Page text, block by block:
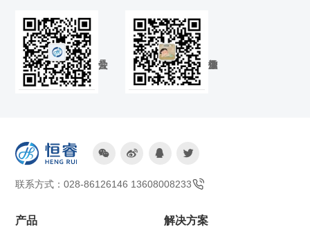
   
联系方式：028-86126146 13608008233
产品 解决方案